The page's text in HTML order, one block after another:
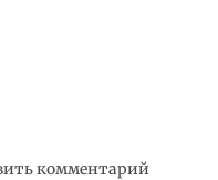
комментарий